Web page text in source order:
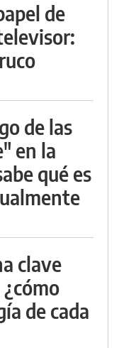
de
de las
en la
qué es
clave
de cada